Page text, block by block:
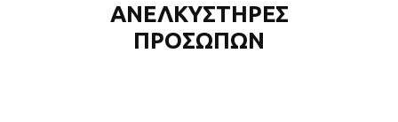
ΑΝΕΛΚΥΣΤΉΡΕΣ
ΠΡΟΣΏΠΩΝ